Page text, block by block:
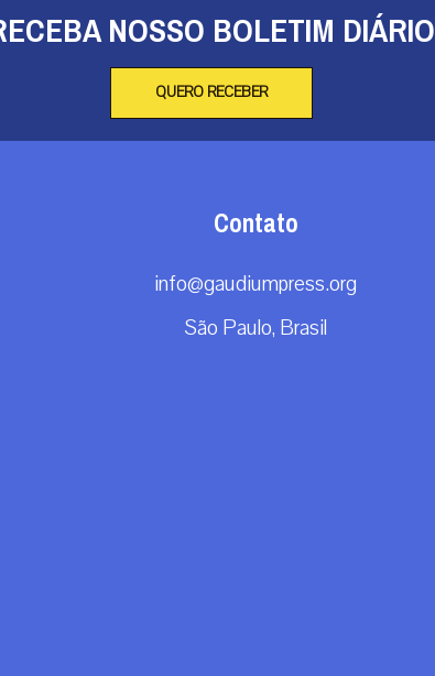
NOSSO BOLETIM DIÁRIO
QUERO RECEBER
Contato
info@gaudiumpress.org
São Paulo, Brasil